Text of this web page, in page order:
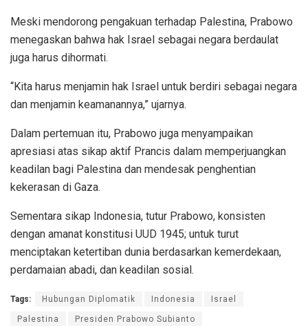
Meski mendorong pengakuan terhadap Palestina, Prabowo
menegaskan bahwa hak Israel sebagai negara berdaulat
juga harus dihormati.
“Kita harus menjamin hak Israel untuk berdiri sebagai negara
dan menjamin keamanannya,” ujarnya.
Dalam pertemuan itu, Prabowo juga menyampaikan
apresiasi atas sikap aktif Prancis dalam memperjuangkan
keadilan bagi Palestina dan mendesak penghentian
kekerasan di Gaza.
Sementara sikap Indonesia, tutur Prabowo, konsisten
dengan amanat konstitusi UUD 1945; untuk turut
menciptakan ketertiban dunia berdasarkan kemerdekaan,
perdamaian abadi, dan keadilan sosial.
Tags: Hubungan Diplomatik Indonesia Israel
Palestina Presiden Prabowo Subianto